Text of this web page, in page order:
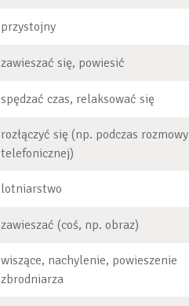
przystojny
zawieszać się, powiesić
spędzać czas, relaksować się
rozłączyć się (np. podczas rozmowy
telefonicznej)
lotniarstwo
zawieszać (coś, np. obraz)
wiszące, nachylenie, powieszenie
zbrodniarza